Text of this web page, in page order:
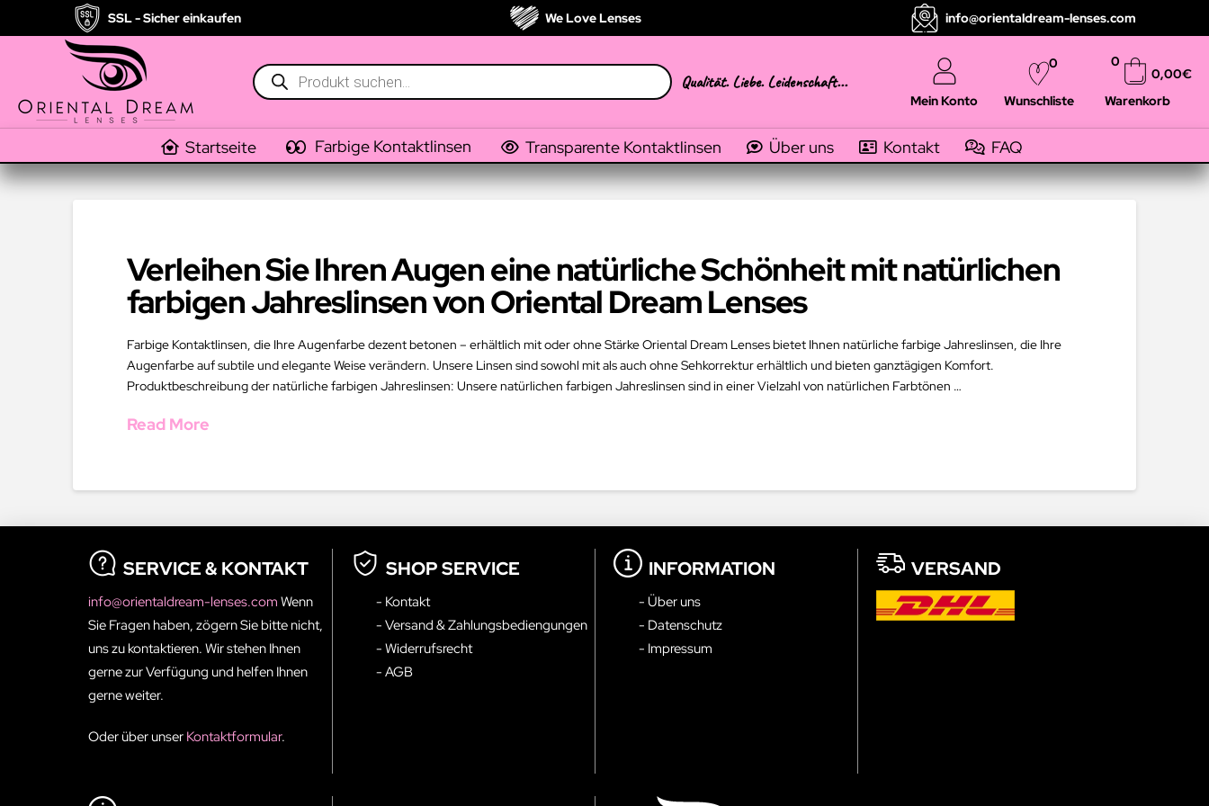
SSL - Sicher einkaufen We Love Lenses info@orientaldream-lenses.com
Products
search
Qualität. Liebe. Leidenschaft...
Mein Konto Wunschliste
0
Warenkorb
0,00€
0
Startseite Farbige Kontaktlinsen Transparente Kontaktlinsen Über uns Kontakt FAQ
Verleihen Sie Ihren Augen eine natürliche Schönheit mit natürlichen
farbigen Jahreslinsen von Oriental Dream Lenses
Farbige Kontaktlinsen, die Ihre Augenfarbe dezent betonen – erhältlich mit oder ohne Stärke Oriental Dream Lenses bietet Ihnen natürliche farbige Jahreslinsen, die Ihre
Augenfarbe auf subtile und elegante Weise verändern. Unsere Linsen sind sowohl mit als auch ohne Sehkorrektur erhältlich und bieten ganztägigen Komfort.
Produktbeschreibung der natürliche farbigen Jahreslinsen: Unsere natürlichen farbigen Jahreslinsen sind in einer Vielzahl von natürlichen Farbtönen …
Read More
SERVICE & KONTAKT
info@orientaldream-lenses.comWenn
Sie Fragen haben, zögern Sie bitte nicht,
uns zu kontaktieren. Wir stehen Ihnen
gerne zur Verfügung und helfen Ihnen
gerne weiter.
Oder über unserKontaktformular.
SHOP SERVICE
- Kontakt
- Versand & Zahlungsbediengungen
- Widerrufsrecht
- AGB
INFORMATION
- Über uns
- Datenschutz
- Impressum
VERSAND